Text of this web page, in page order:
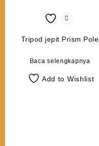
Tripod jepit Prism Pole
Baca selengkapnya
Add to Wishlist